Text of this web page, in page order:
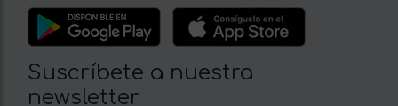
Suscríbete a nuestra
newsletter